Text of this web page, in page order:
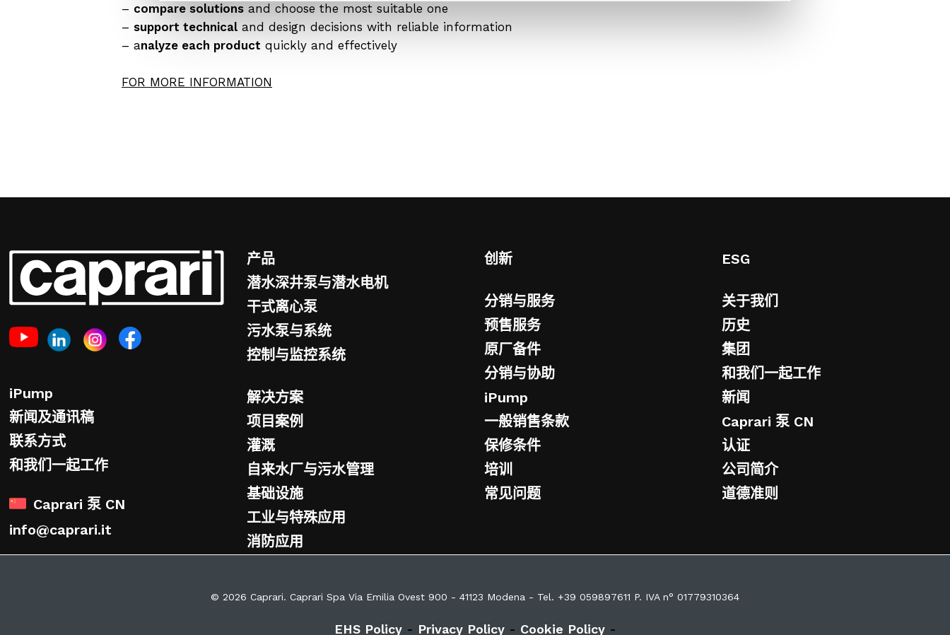
– compare solutions and choose the most suitable one
– support technical and design decisions with reliable information
– analyze each product quickly and effectively
FOR MORE INFORMATION
iPump
新闻及通讯稿
联系方式
和我们一起工作
Caprari 泵 CN
info@caprari.it
产品
潜水深井泵与潜水电机
干式离心泵
污水泵与系统
控制与监控系统
解决方案
项目案例
灌溉
自来水厂与污水管理
基础设施
工业与特殊应用
消防应用
创新
分销与服务
预售服务
原厂备件
分销与协助
iPump
一般销售条款
保修条件
培训
常见问题
ESG
关于我们
历史
集团
和我们一起工作
新闻
Caprari 泵 CN
认证
公司简介
道德准则
© 2026 Caprari. Caprari Spa Via Emilia Ovest 900 - 41123 Modena - Tel. +39 059897611 P. IVA n° 01779310364
EHS Policy- Privacy Policy- Cookie Policy-